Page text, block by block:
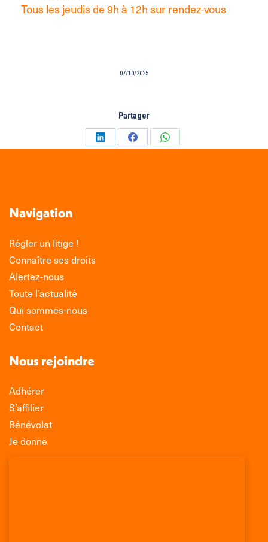
Tous les jeudis de 9h à 12h sur rendez-vous
07/10/2025
Partager
PartagerPartagerPartager
Navigation
Régler un litige !
Connaître ses droits
Alertez-nous
Toute l’actualité
Qui sommes-nous
Contact
Nous rejoindre
Adhérer
S’affilier
Bénévolat
Je donne